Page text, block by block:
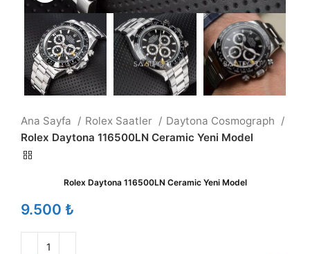
Ana Sayfa Rolex Saatler
Daytona Cosmograph
Rolex Daytona 116500LN Ceramic Yeni Model
Rolex Daytona 116500LN Ceramic Yeni Model
₺